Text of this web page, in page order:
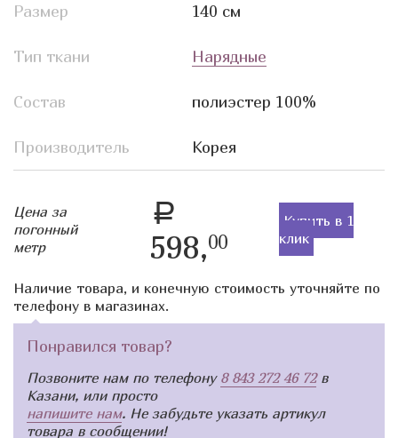
Размер 140 см
Тип ткани Нарядные
Состав полиэстер 100%
Производитель Корея
Цена за
погонный
метр
a
598,00
Купить в 1
клик
Наличие товара, и конечную стоимость уточняйте по
телефону в магазинах.
Понравился товар?
Позвоните нам по телефону 8 843 272 46 72в
Казани, или просто
напишите нам. Не забудьте указать артикул
товара в сообщении!